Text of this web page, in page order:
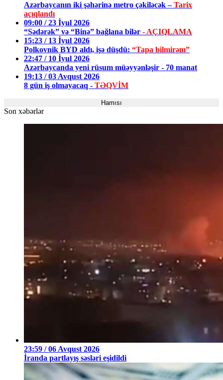
Azərbaycanın iki şəhərinə metro çəkiləcək –Tarix
açıqlandı
09:00 / 23 İyul 2026
“Sədərək” və “Binə” bağlana bilər - AÇIQLAMA
15:23 / 13 İyul 2026
Polkovnik BYD aldı, işə düşdü: “Tapa bilmirəm”
22:47 / 10 İyul 2026
Azərbaycanda yeni rüsum müəyyənləşir - 70 manat
19:13 / 03 Avqust 2026
8 gün iş olmayacaq - TƏQVİM
Hamısı
Son xəbərlər
23:59 / 06 Avqust 2026
İranda partlayış səsləri eşidildi